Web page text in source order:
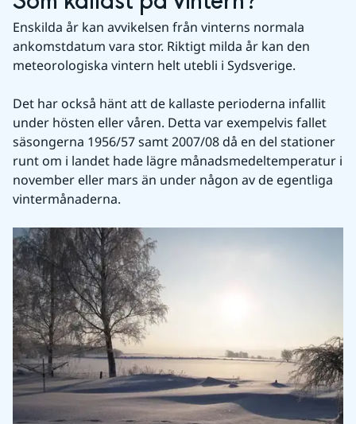
Enskilda år kan avvikelsen från vinterns normala
ankomstdatum vara stor. Riktigt milda år kan den
meteorologiska vintern helt utebli i Sydsverige.
Det har också hänt att de kallaste perioderna infallit
under hösten eller våren. Detta var exempelvis fallet
säsongerna 1956/57 samt 2007/08 då en del stationer
runt om i landet hade lägre månadsmedeltemperatur i
november eller mars än under någon av de egentliga
vintermånaderna.